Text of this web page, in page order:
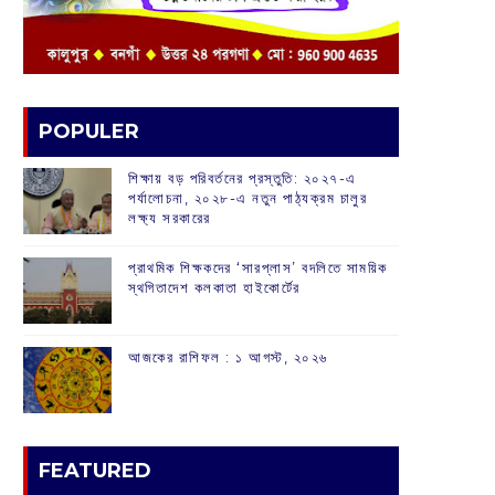
POPULER
শিক্ষায় বড় পরিবর্তনের প্রস্তুতি: ২০২৭-এ
পর্যালোচনা, ২০২৮-এ নতুন পাঠ্যক্রম চালুর
লক্ষ্য সরকারের
প্রাথমিক শিক্ষকদের ‘সারপ্লাস’ বদলিতে সাময়িক
স্থগিতাদেশ কলকাতা হাইকোর্টের
আজকের রাশিফল :‌ ‌‌১ আগস্ট, ২০২৬
FEATURED